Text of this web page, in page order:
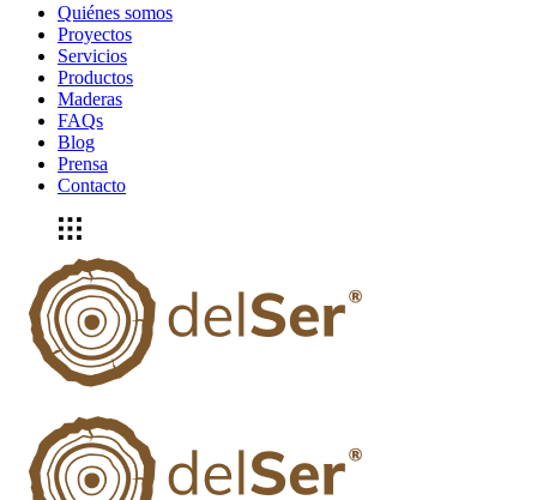
Quiénes somos
Proyectos
Servicios
Productos
Maderas
FAQs
Blog
Prensa
Contacto